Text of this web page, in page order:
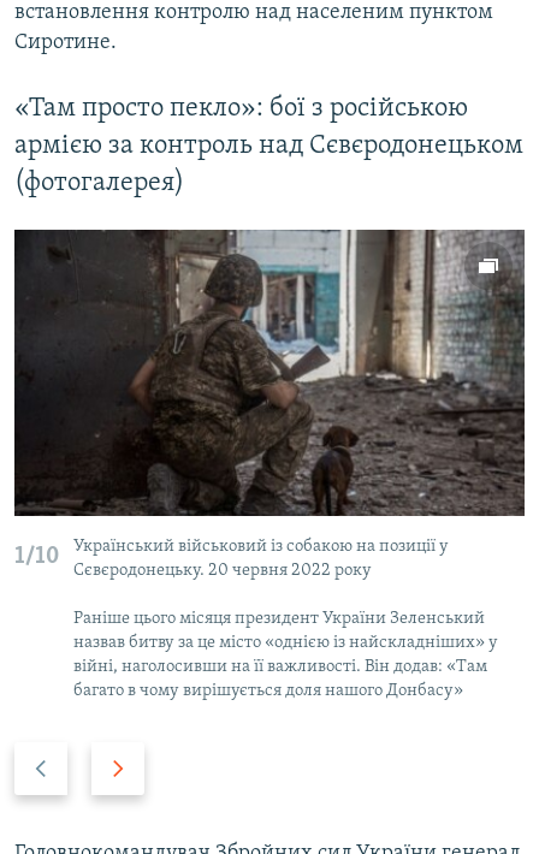
встановлення контролю над населеним пунктом
Сиротине.
«Там просто пекло»: бої з російською
армією за контроль над Сєвєродонецьком
(фотогалерея)
1/10
Український військовий із собакою на позиції у
Сєвєродонецьку. 20 червня 2022 року
Раніше цього місяця президент України Зеленський
назвав битву за це місто «однією із найскладніших» у
війні, наголосивши на її важливості. Він додав: «Там
багато в чому вирішується доля нашого Донбасу»
v
t